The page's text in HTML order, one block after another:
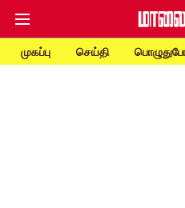
முகப்பு செய்தி